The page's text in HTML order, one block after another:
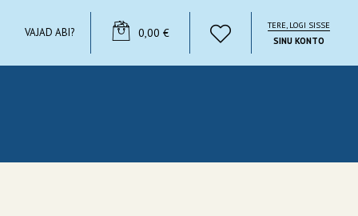
VAJAD ABI? YOUR CART
0,00 €
TERE, LOGI SISSE
SINU KONTO